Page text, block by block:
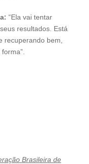
“Ela vai tentar
resultados. Está
recuperando bem,
Brasileira de